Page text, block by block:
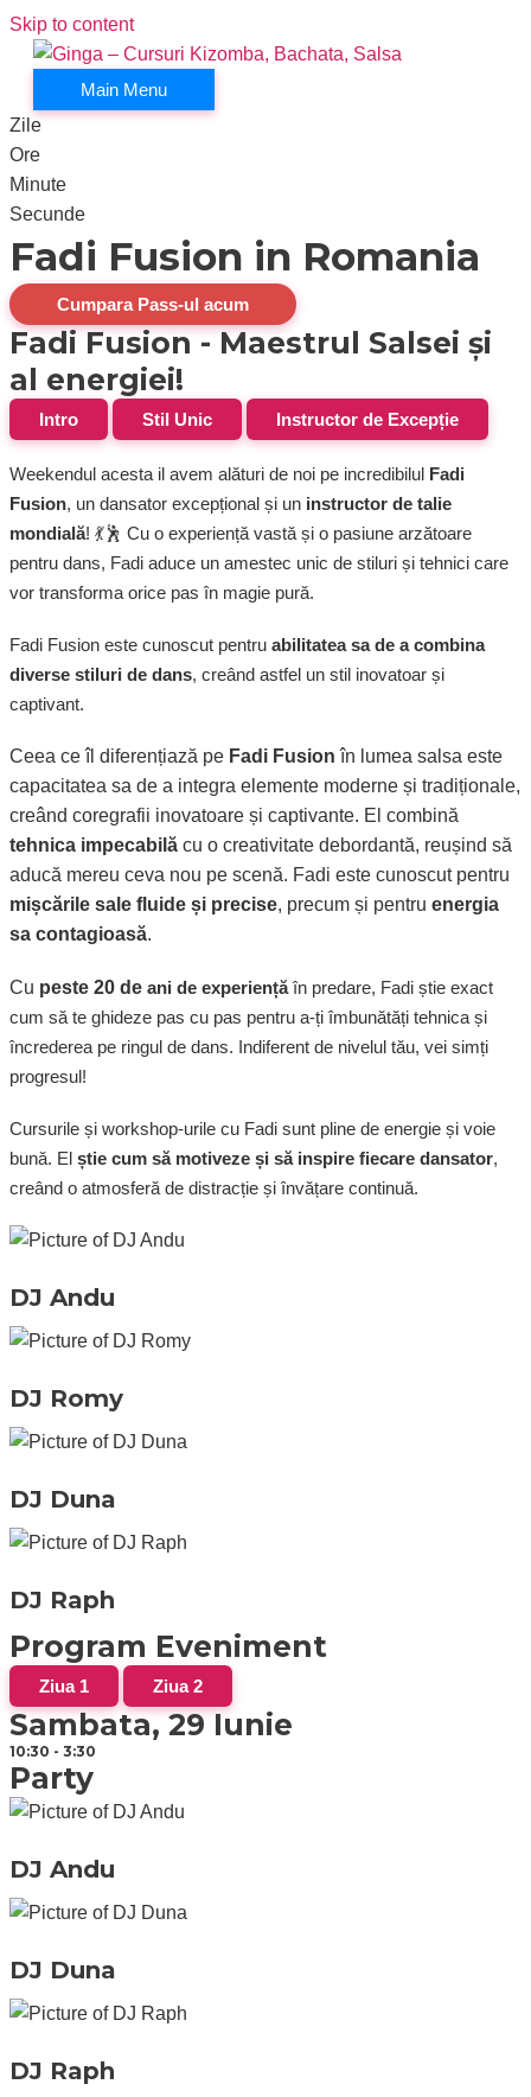
Skip to content
Main Menu
Zile
Ore
Minute
Secunde
Fadi Fusion in Romania
Cumpara Pass-ul acum
Fadi Fusion - Maestrul Salsei și
al energiei!
Intro Stil Unic Instructor de Excepție
Weekendul acesta il avem alături de noi pe incredibilul Fadi
Fusion, un dansator excepțional și un instructor de talie
mondială! 💃🕺 Cu o experiență vastă și o pasiune arzătoare
pentru dans, Fadi aduce un amestec unic de stiluri și tehnici care
vor transforma orice pas în magie pură.
Fadi Fusion este cunoscut pentru abilitatea sa de a combina
diverse stiluri de dans, creând astfel un stil inovatoar și
captivant.
Ceea ce îl diferențiază pe Fadi Fusion în lumea salsa este
capacitatea sa de a integra elemente moderne și tradiționale,
creând coregrafii inovatoare și captivante. El combină
tehnica impecabilă cu o creativitate debordantă, reușind să
aducă mereu ceva nou pe scenă. Fadi este cunoscut pentru
mișcările sale fluide și precise, precum și pentru energia
sa contagioasă.
Cu peste 20 de ani de experiențăîn predare, Fadi știe exact
cum să te ghideze pas cu pas pentru a-ți îmbunătăți tehnica și
încrederea pe ringul de dans. Indiferent de nivelul tău, vei simți
progresul!
Cursurile și workshop-urile cu Fadi sunt pline de energie și voie
bună. El știe cum să motiveze și să inspire fiecare dansator,
creând o atmosferă de distracție și învățare continuă.
DJ Andu
DJ Romy
DJ Duna
DJ Raph
Program Eveniment
Ziua 1 Ziua 2
Sambata, 29 Iunie
10:30 - 3:30
Party
DJ Andu
DJ Duna
DJ Raph